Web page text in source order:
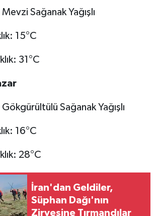
Sağanak Yağışlı
15°C
31°C
Sağanak Yağışlı
16°C
28°C
İran'dan Geldiler,
Süphan Dağı'nın
Zirvesine Tırmandılar